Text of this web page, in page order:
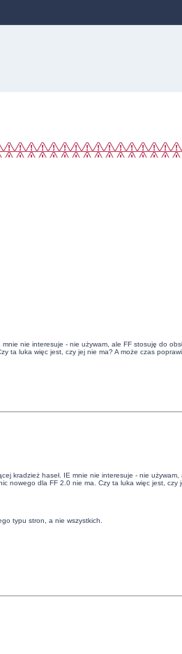
nie interesuje - nie używam, ale FF stosuję do
luka więc jest, czy jej nie ma? A może czas
kradzież haseł. IE mnie nie interesuje - nie
dla FF 2.0 nie ma. Czy ta luka więc jest, czy
typu stron, a nie wszystkich.